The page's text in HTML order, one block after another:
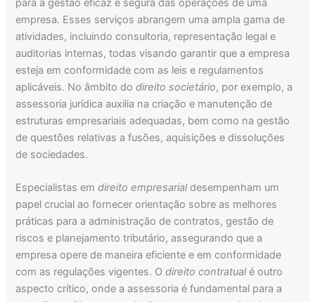
para a gestão eficaz e segura das operações de uma
empresa. Esses serviços abrangem uma ampla gama de
atividades, incluindo consultoria, representação legal e
auditorias internas, todas visando garantir que a empresa
esteja em conformidade com as leis e regulamentos
aplicáveis. No âmbito dodireito societário, por exemplo, a
assessoria jurídica auxilia na criação e manutenção de
estruturas empresariais adequadas, bem como na gestão
de questões relativas a fusões, aquisições e dissoluções
de sociedades.
Especialistas emdireito empresarialdesempenham um
papel crucial ao fornecer orientação sobre as melhores
práticas para a administração de contratos, gestão de
riscos e planejamento tributário, assegurando que a
empresa opere de maneira eficiente e em conformidade
com as regulações vigentes. Odireito contratualé outro
aspecto crítico, onde a assessoria é fundamental para a